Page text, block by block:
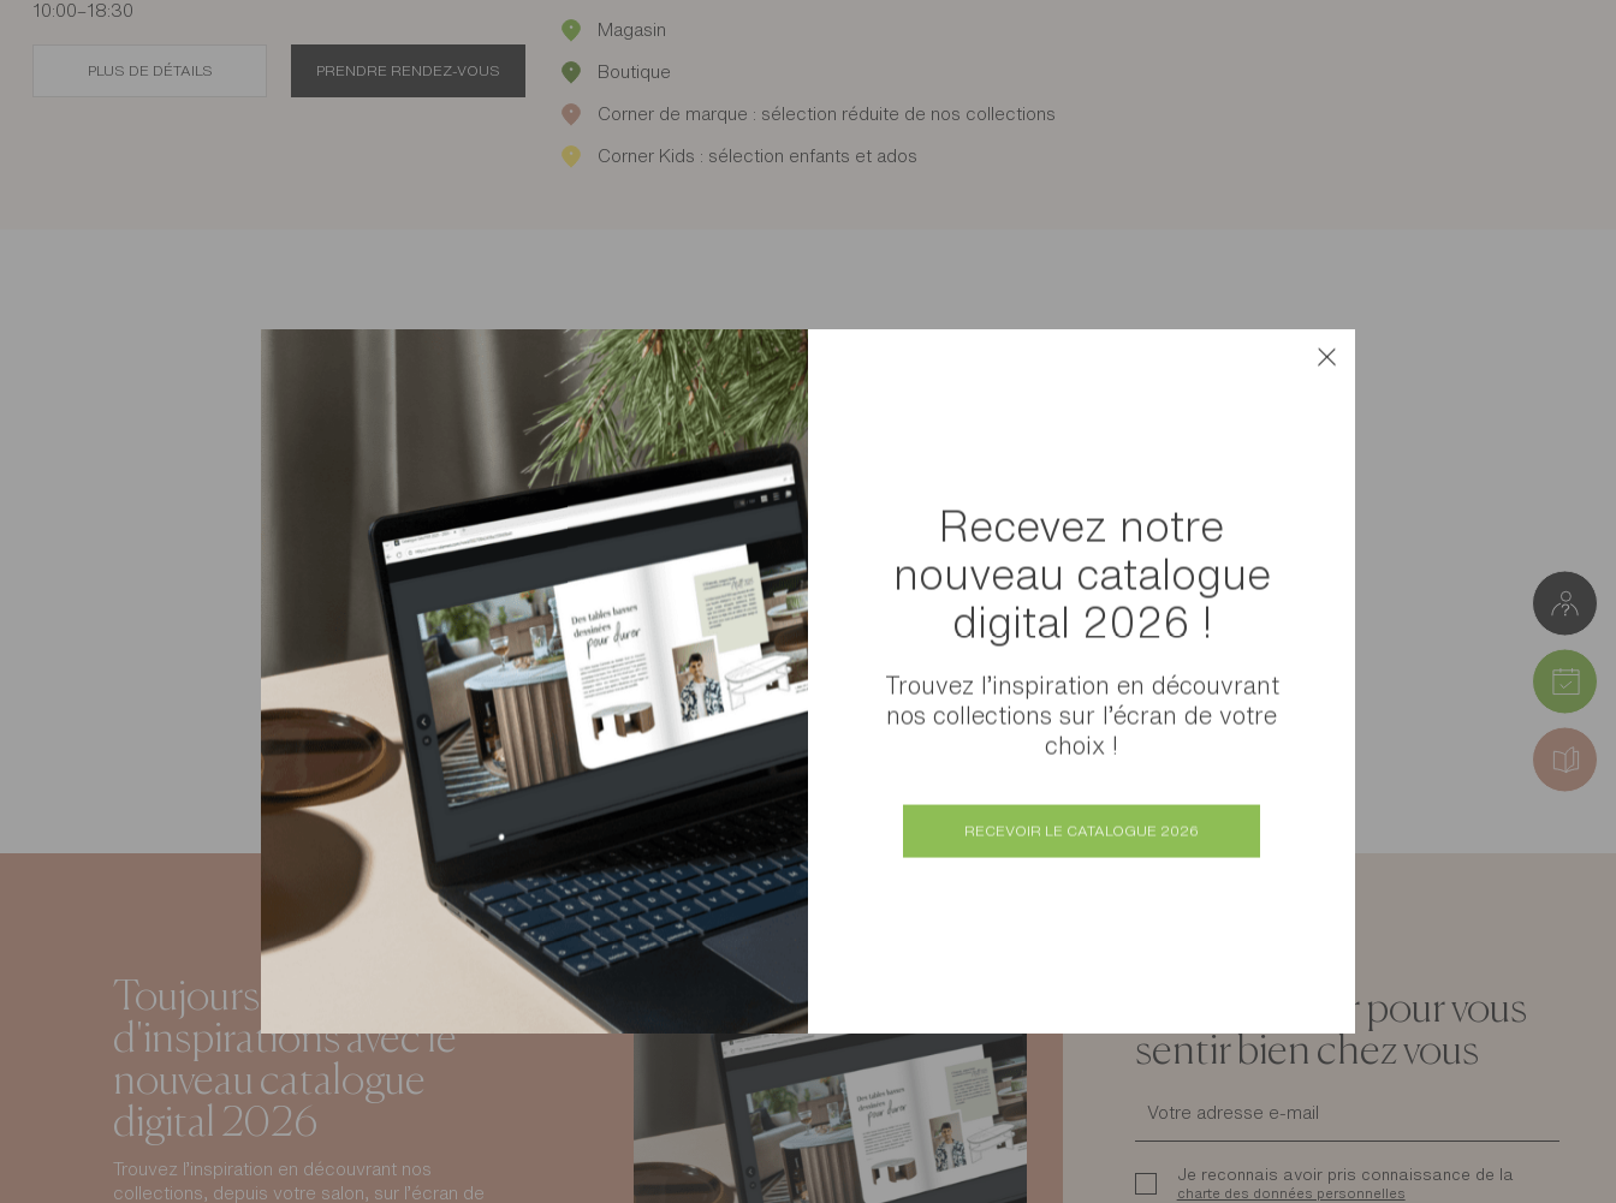
10:00–18:30
PLUS DE DÉTAILS PRENDRE RENDEZ-VOUS
Magasin
Boutique
Corner de marque : sélection réduite de nos collections
Corner Kids : sélection enfants et ados
Gautier dans le monde
Moyen-Orient
Amérique
Recevez notre
nouveau catalogue
digital 2026 !
Trouvez l’inspiration en découvrant
nos collections sur l’écran de votre
choix !
RECEVOIR LE CATALOGUE 2026
Toujours plus
d'inspirations avec le
nouveau catalogue
digital 2026
Trouvez l’inspiration en découvrant nos
collections, depuis votre salon, sur l’écran de
La newsletter pour vous
sentir bien chez vous
Je reconnais avoir pris connaissance de la
charte des données personnelles